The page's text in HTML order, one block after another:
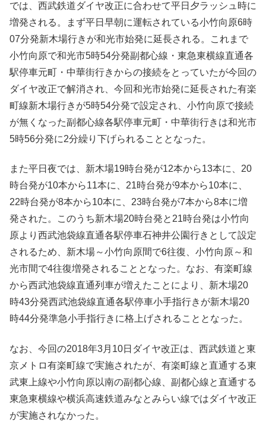
では、西武鉄道ダイヤ改正に合わせて平日夕ラッシュ時に
増発される。まず平日早朝に運転されている小竹向原6時
07分発新木場行きが和光市始発に延長される。これまで
小竹向原で和光市5時54分発副都心線・東急東横線直通各
駅停車元町・中華街行きからの接続をとっていたが今回の
ダイヤ改正で解消され、今回和光市始発に延長された有楽
町線新木場行きが5時54分発で設定され、小竹向原で接続
が無くなった副都心線各駅停車元町・中華街行きは和光市
5時56分発に2分繰り下げられることとなった。
また平日夜では、新木場19時台発が12本から13本に、20
時台発が10本から11本に、21時台発が9本から10本に、
22時台発が8本から10本に、23時台発が7本から8本に増
発された。このうち新木場20時台発と21時台発は小竹向
原より西武池袋線直通各駅停車石神井公園行きとして設定
されるため、新木場～小竹向原間で6往復、小竹向原～和
光市間で4往復増発されることとなった。なお、有楽町線
から西武池袋線直通列車が増えたことにより、新木場20
時43分発西武池袋線直通各駅停車小手指行きが新木場20
時44分発準急小手指行きに格上げされることとなった。
なお、今回の2018年3月10日ダイヤ改正は、西武鉄道と東
京メトロ有楽町線で実施されたが、有楽町線と直通する東
武東上線や小竹向原以南の副都心線、副都心線と直通する
東急東横線や横浜高速鉄道みなとみらい線ではダイヤ改正
が実施されなかった。